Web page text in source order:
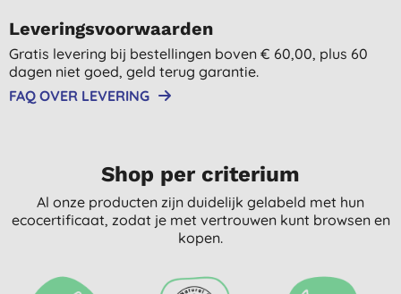
Leveringsvoorwaarden
Gratis levering bij bestellingen boven € 60,00, plus 60
dagen niet goed, geld terug garantie.
FAQ OVER LEVERING
Shop per criterium
Al onze producten zijn duidelijk gelabeld met hun
ecocertificaat, zodat je met vertrouwen kunt browsen en
kopen.